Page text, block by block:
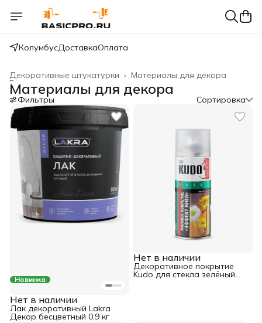
КолумбусДоставкаОплата
Материалы для декора
Декоративные штукатурки ›
Главная
Материалы для декора
Фильтры Сортировка
Новинка
Нет в наличии
Лак декоративный Lakra
Декор бесцветный 0,9 кг
Нет в наличии
Декоративное покрытие
Kudo для стекла зелёный